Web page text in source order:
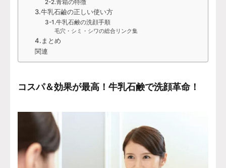
2-2.青箱の特徴
3.牛乳石鹼の正しい使い方
3-1.牛乳石鹸の洗顔手順
毛穴・シミ・シワの総合リンク集
4.まとめ
関連
コスパ＆効果が最高！牛乳石鹸で洗顔革命！